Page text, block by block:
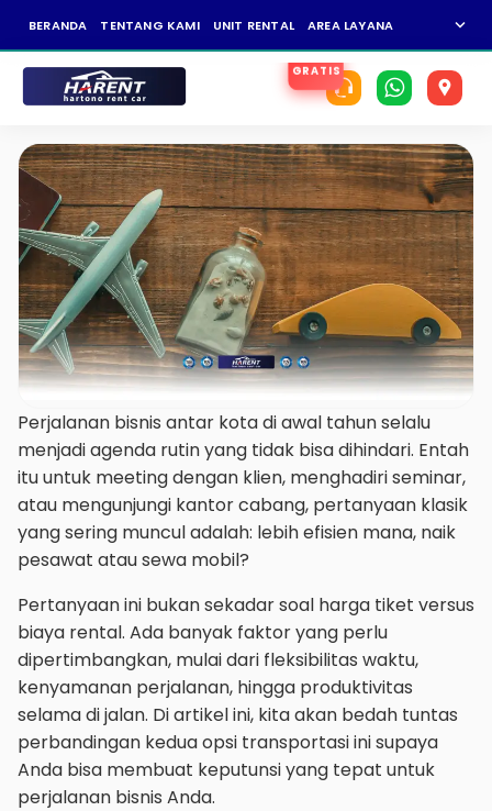
BERANDA TENTANG KAMI UNIT RENTAL AREA LAYANAN expand_more
Perjalanan bisnis antar kota di awal tahun selalu
menjadi agenda rutin yang tidak bisa dihindari. Entah
itu untuk meeting dengan klien, menghadiri seminar,
atau mengunjungi kantor cabang, pertanyaan klasik
yang sering muncul adalah: lebih efisien mana, naik
pesawat atau sewa mobil?
Pertanyaan ini bukan sekadar soal harga tiket versus
biaya rental. Ada banyak faktor yang perlu
dipertimbangkan, mulai dari fleksibilitas waktu,
kenyamanan perjalanan, hingga produktivitas
selama di jalan. Di artikel ini, kita akan bedah tuntas
perbandingan kedua opsi transportasi ini supaya
Anda bisa membuat keputunsi yang tepat untuk
perjalanan bisnis Anda.